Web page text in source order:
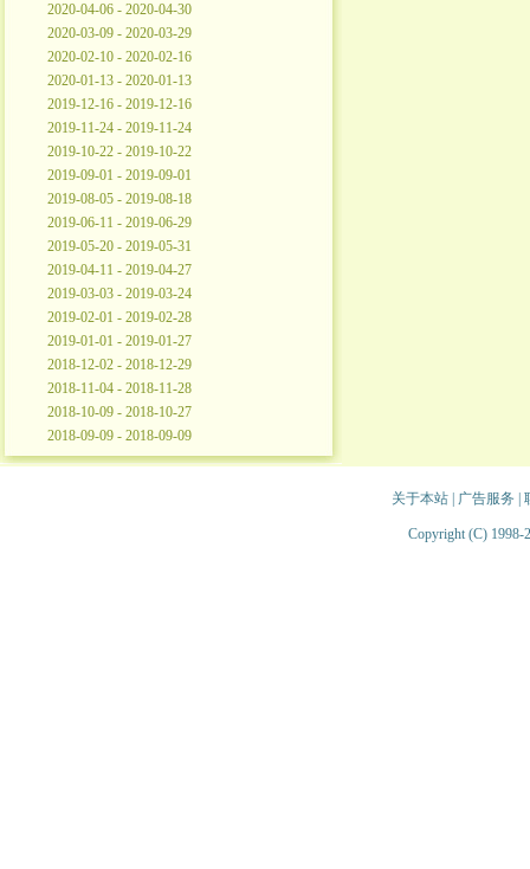
2020-04-06 - 2020-04-30
2020-03-09 - 2020-03-29
2020-02-10 - 2020-02-16
2020-01-13 - 2020-01-13
2019-12-16 - 2019-12-16
2019-11-24 - 2019-11-24
2019-10-22 - 2019-10-22
2019-09-01 - 2019-09-01
2019-08-05 - 2019-08-18
2019-06-11 - 2019-06-29
2019-05-20 - 2019-05-31
2019-04-11 - 2019-04-27
2019-03-03 - 2019-03-24
2019-02-01 - 2019-02-28
2019-01-01 - 2019-01-27
2018-12-02 - 2018-12-29
2018-11-04 - 2018-11-28
2018-10-09 - 2018-10-27
2018-09-09 - 2018-09-09
关于本站| 广告服务
Copyright (C) 1998-